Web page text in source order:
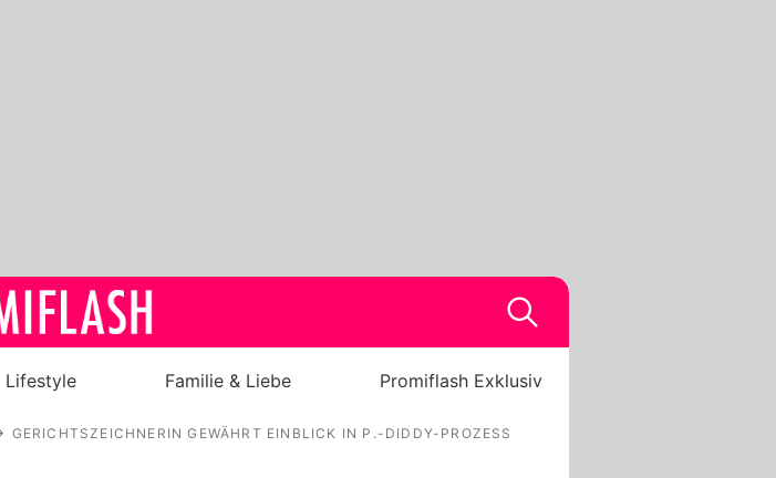
Royals
Lifestyle Familie & Liebe Promiflash Exklusiv
GERICHTSZEICHNERIN GEWÄHRT EINBLICK IN P.-DIDDY-PROZESS